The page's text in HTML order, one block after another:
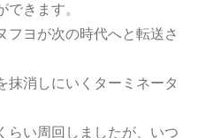
きます。
フヨが次の時代へと転送さ
抹消しにいくターミネータ
らい周回しましたが、いつ